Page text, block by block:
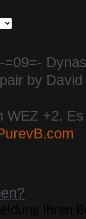
by
WEZ +2.